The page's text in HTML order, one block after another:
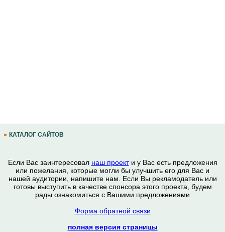
КАТАЛОГ САЙТОВ
Если Вас заинтересовал наш проекти у Вас есть предложения
или пожелания, которые могли бы улучшить его для Вас и
нашей аудитории, напишите нам. Если Вы рекламодатель или
готовы выступить в качестве спонсора этого проекта, будем
рады ознакомиться с Вашими предложениями
Форма обратной связи
полная версия страницы